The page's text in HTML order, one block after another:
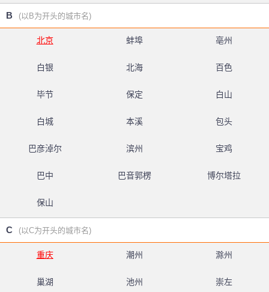
B (以B为开头的城市名)
北京 蚌埠 亳州
白银 北海 百色
毕节 保定 白山
白城 本溪 包头
巴彦淖尔 滨州 宝鸡
巴中 巴音郭楞 博尔塔拉
保山
C (以C为开头的城市名)
重庆 潮州 滁州
巢湖 池州 崇左